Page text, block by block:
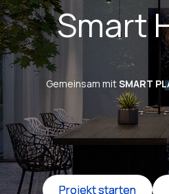
Smart
Gemeinsam mitSMART
Projekt starten
Projekt starten